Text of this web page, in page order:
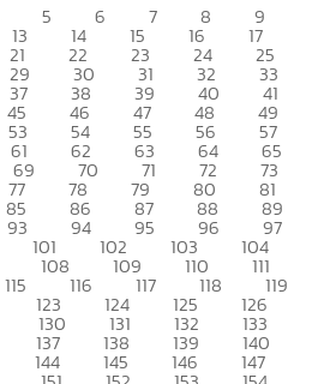
5 6 7 8 9
13 14 15 16 17
21 22 23 24 25
29 30 31 32 33
37 38 39 40 41
45 46 47 48 49
53 54 55 56 57
61 62 63 64 65
69 70 71 72 73
77 78 79 80 81
85 86 87 88 89
93 94 95 96 97
101 102 103 104
108 109 110 111
115 116 117 118 119
123 124 125 126
130 131 132 133
137 138 139 140
144 145 146 147